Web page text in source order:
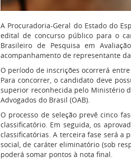
A Procuradoria-Geral do Estado do
edital de concurso público para o
Brasileiro de Pesquisa em
acompanhamento de representante
O período de inscrições ocorrerá
Para concorrer, o candidato deve
superior reconhecida pelo Ministério
Advogados do Brasil (OAB).
O processo de seleção prevê cinco
classificatório. Em seguida, os
classificatórias. A terceira fase será a
social, de caráter eliminatório (sob
poderá somar pontos à nota final.